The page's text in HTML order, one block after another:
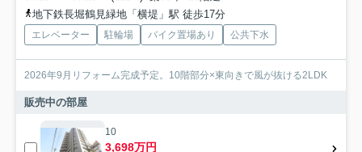
地下鉄長堀鶴見緑地「横堤」駅 徒歩17分
エレベーター 駐輪場 バイク置場あり 公共下水
2026年9月リフォーム完成予定。10階部分×東向きで風が抜ける2LDK
販売中の部屋
10
3,698万円